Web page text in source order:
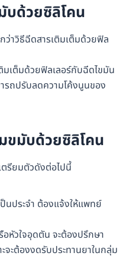
บด้วยซิลิโคน
าวิธีฉีดสารเติมเต็มด้วยฟิล
เต็มด้วยฟิลเลอร์กับฉีดไขมัน
รถปรับลดความโค้งนูนของ
ขมับด้วยซิลิโคน
ตรียมตัวดังต่อไปนี้
นประจำ ต้องแจ้งให้แพทย์
หัวใจอุดตัน จะต้องปรึกษา
จะต้องงดรับประทานยาในกลุ่ม